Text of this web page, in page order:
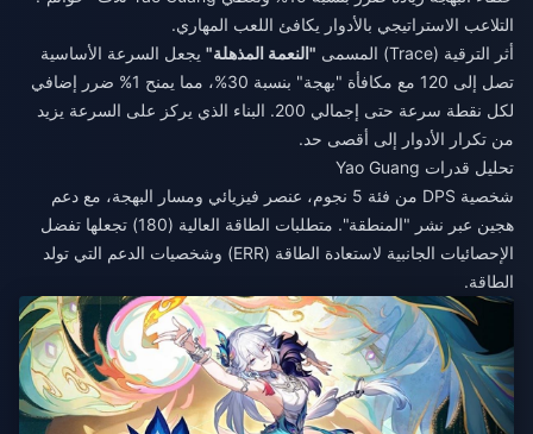
التلاعب الاستراتيجي بالأدوار يكافئ اللعب المهاري.
أثر الترقية (Trace) المسمى
"النعمة المذهلة" يجعل السرعة الأساسية
تصل إلى 120 مع مكافأة "بهجة" بنسبة 30%، مما يمنح 1% ضرر إضافي
لكل نقطة سرعة حتى إجمالي 200. البناء الذي يركز على السرعة يزيد
من تكرار الأدوار إلى أقصى حد.
تحليل قدرات Yao Guang
شخصية DPS من فئة 5 نجوم، عنصر فيزيائي ومسار البهجة، مع دعم
هجين عبر نشر "المنطقة". متطلبات الطاقة العالية (180) تجعلها تفضل
الإحصائيات الجانبية لاستعادة الطاقة (ERR) وشخصيات الدعم التي تولد
الطاقة.